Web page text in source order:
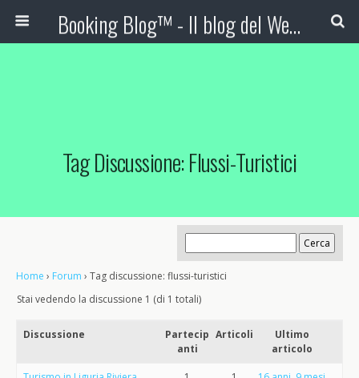
Booking Blog™ - Il blog del Web Marketing Turistico
Tag Discussione: Flussi-Turistici
Home › Forum › Tag discussione: flussi-turistici
Stai vedendo la discussione 1 (di 1 totali)
Discussione
Partecip
anti
Articoli
Ultimo
articolo